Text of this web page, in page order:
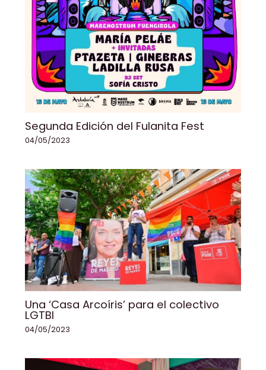
Segunda Edición del Fulanita Fest
04/05/2023
Una ‘Casa Arcoíris’ para el colectivo
LGTBI
04/05/2023